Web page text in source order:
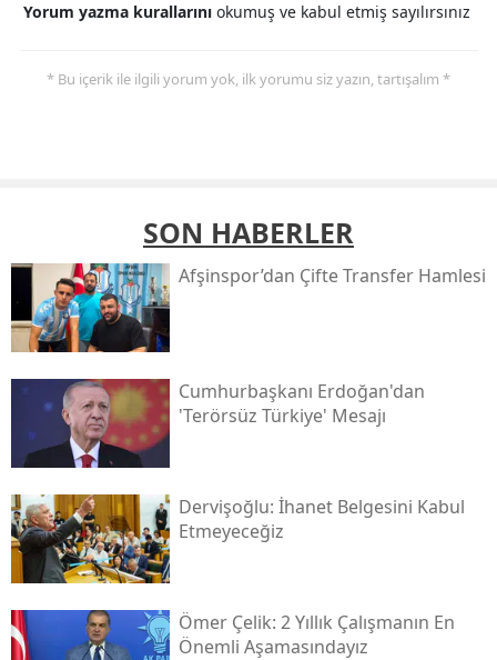
Yorum yazma kurallarını okumuş ve kabul etmiş sayılırsınız
* Bu içerik ile ilgili yorum yok, ilk yorumu siz yazın, tartışalım *
SON HABERLER
Afşinspor’dan Çifte Transfer Hamlesi
Cumhurbaşkanı Erdoğan'dan
'terörsüz Türkiye' Mesajı
Dervişoğlu: İhanet Belgesini Kabul
Etmeyeceğiz
Ömer Çelik: 2 Yıllık Çalışmanın En
Önemli Aşamasındayız